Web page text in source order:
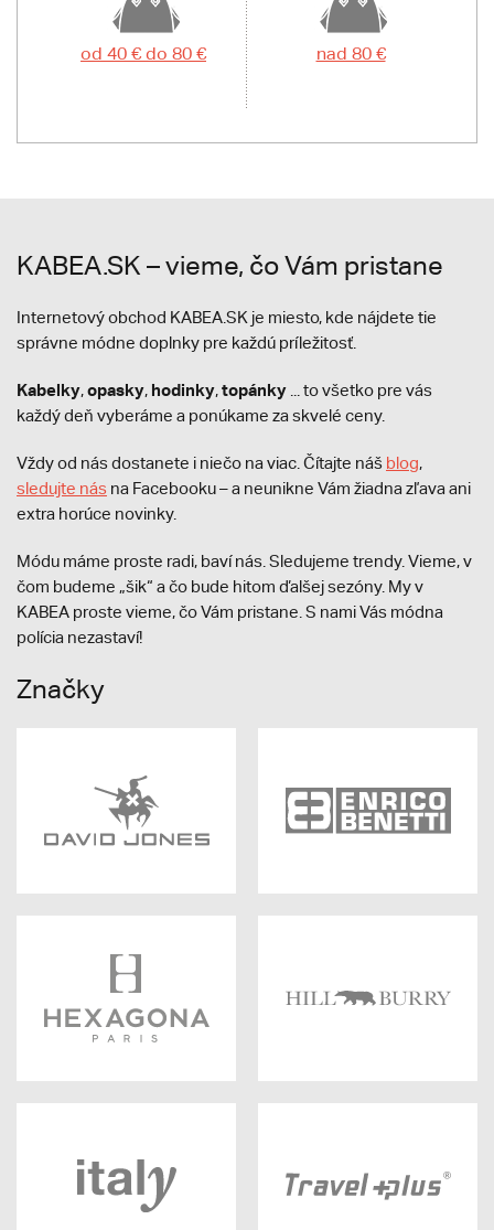
od 40 € do 80 € nad 80 €
KABEA.SK – vieme, čo Vám pristane
Internetový obchod KABEA.SK je miesto, kde nájdete tie
správne módne doplnky pre každú príležitosť.
Kabelky,opasky, hodinky,topánky ... to všetko pre vás
každý deň vyberáme a ponúkame za skvelé ceny.
Vždy od nás dostanete i niečo na viac. Čítajte náš blog,
sledujte nás na Facebooku – a neunikne Vám žiadna zľava ani
extra horúce novinky.
Módu máme proste radi, baví nás. Sledujeme trendy. Vieme, v
čom budeme „šik“ a čo bude hitom ďalšej sezóny. My v
KABEA proste vieme, čo Vám pristane. S nami Vás módna
polícia nezastaví!
Značky